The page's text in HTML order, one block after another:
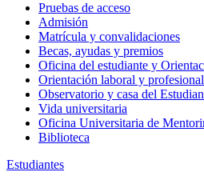
Pruebas de acceso
Admisión
Matrícula y convalidaciones
Becas, ayudas y premios
Oficina del estudiante y
Orientación laboral y profesional
Observatorio y casa del
Vida universitaria
Oficina Universitaria de
Biblioteca
Estudiantes